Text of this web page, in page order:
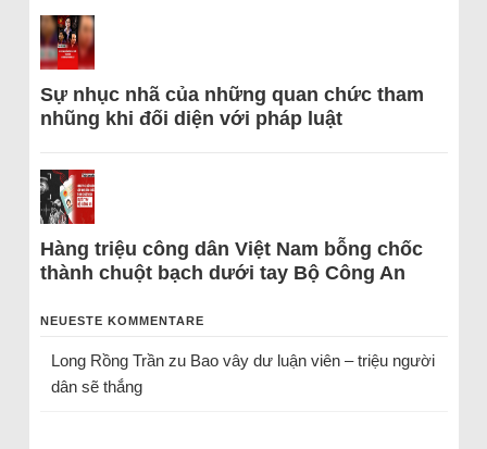
Sự nhục nhã của những quan chức tham
nhũng khi đối diện với pháp luật
Hàng triệu công dân Việt Nam bỗng chốc
thành chuột bạch dưới tay Bộ Công An
NEUESTE KOMMENTARE
Long Rồng Trầnzu Bao vây dư luận viên – triệu người
dân sẽ thắng